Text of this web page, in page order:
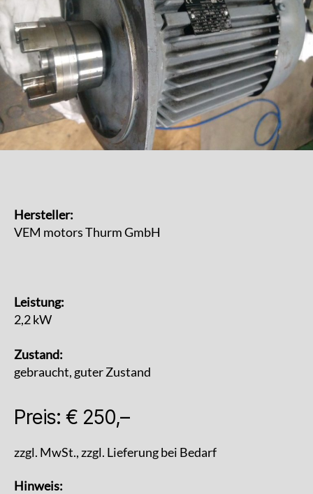
Hersteller:
VEM motors Thurm GmbH
Leistung:
2,2 kW
Zustand:
gebraucht, guter Zustand
Preis: € 250,–
zzgl. MwSt., zzgl. Lieferung bei Bedarf
Hinweis: